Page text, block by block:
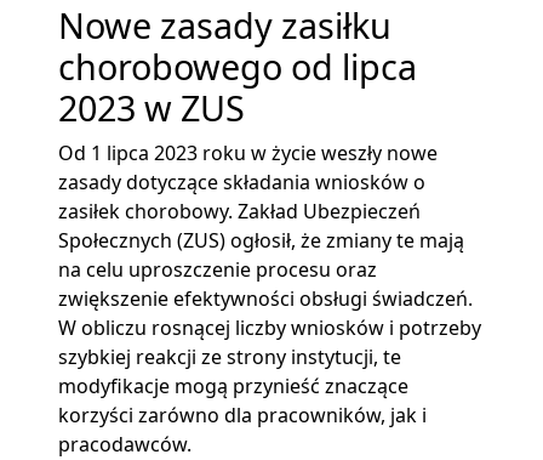
Nowe zasady zasiłku
chorobowego od lipca
2023 w ZUS
Od 1 lipca 2023 roku w życie weszły nowe
zasady dotyczące składania wniosków o
zasiłek chorobowy. Zakład Ubezpieczeń
Społecznych (ZUS) ogłosił, że zmiany te mają
na celu uproszczenie procesu oraz
zwiększenie efektywności obsługi świadczeń.
W obliczu rosnącej liczby wniosków i potrzeby
szybkiej reakcji ze strony instytucji, te
modyfikacje mogą przynieść znaczące
korzyści zarówno dla pracowników, jak i
pracodawców.